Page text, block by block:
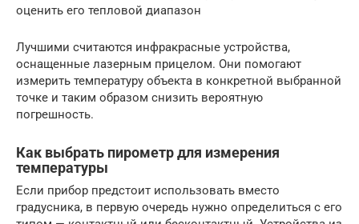
оценить его тепловой диапазон
Лучшими считаются инфракрасные устройства,
оснащенные лазерным прицелом. Они помогают
измерить температуру объекта в конкретной выбранной
точке и таким образом снизить вероятную
погрешность.
Как выбрать пирометр для измерения
температуры
Если прибор предстоит использовать вместо
градусника, в первую очередь нужно определиться с его